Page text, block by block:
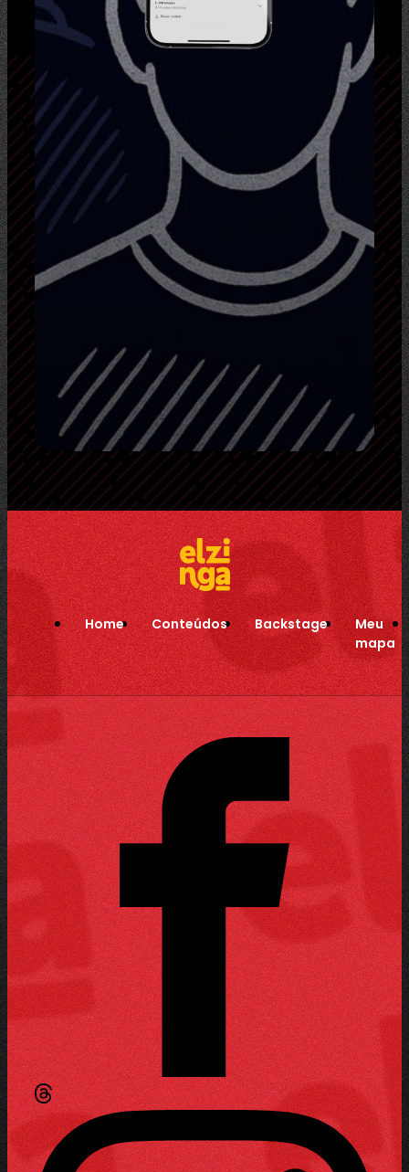
conheça meu curso:
Do Anônimo ao Influente
Saia do anonimato e ganhe a vida viajando e
criando conteúdo.
Descubra o método que transforma anônimos
em influentes nas redes sociais e aprenda a
Saiba Mais
Home Conteúdos Backstage
Meu
mapa